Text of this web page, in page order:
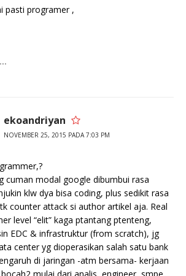
pasti programer ,
ekoandriyan
NOVEMBER 25, 2015 PADA 7:03 PM
cuman modal google dibumbui rasa
klw dya bisa coding, plus sedikit rasa
counter attack si author artikel aja. Real
level “elit” kaga ptantang ptenteng,
EDC & infrastruktur (from scratch), jg
center yg dioperasikan salah satu bank
di jaringan -atm bersama- kerjaan